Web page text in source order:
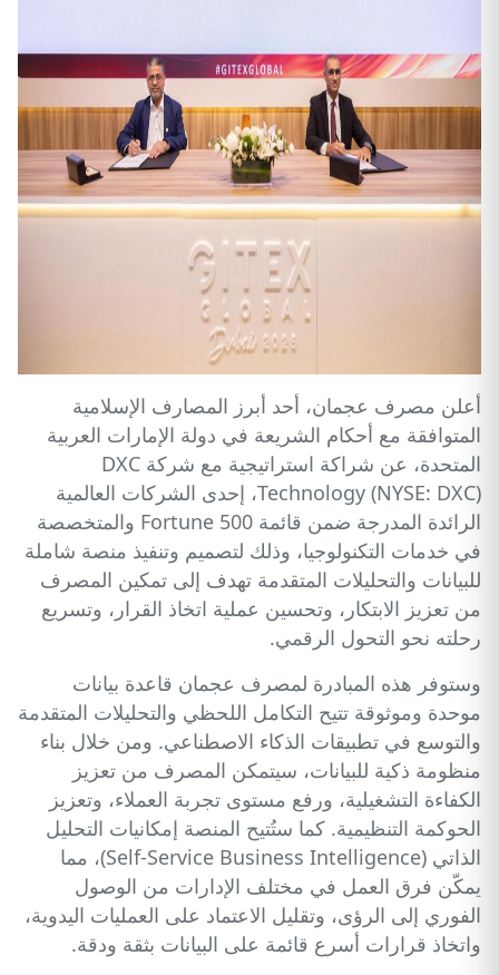
أعلن مصرف عجمان، أحد أبرز المصارف الإسلامية
المتوافقة مع أحكام الشريعة في دولة الإمارات العربية
المتحدة، عن شراكة استراتيجية مع شركة DXC
Technology (NYSE: DXC)، إحدى الشركات العالمية
الرائدة المدرجة ضمن قائمة Fortune 500 والمتخصصة
في خدمات التكنولوجيا، وذلك لتصميم وتنفيذ منصة شاملة
للبيانات والتحليلات المتقدمة تهدف إلى تمكين المصرف
من تعزيز الابتكار، وتحسين عملية اتخاذ القرار، وتسريع
رحلته نحو التحول الرقمي.
وستوفر هذه المبادرة لمصرف عجمان قاعدة بيانات
موحدة وموثوقة تتيح التكامل اللحظي والتحليلات المتقدمة
والتوسع في تطبيقات الذكاء الاصطناعي. ومن خلال بناء
منظومة ذكية للبيانات، سيتمكن المصرف من تعزيز
الكفاءة التشغيلية، ورفع مستوى تجربة العملاء، وتعزيز
الحوكمة التنظيمية. كما ستُتيح المنصة إمكانيات التحليل
الذاتي (Self-Service Business Intelligence)، مما
يمكّن فرق العمل في مختلف الإدارات من الوصول
الفوري إلى الرؤى، وتقليل الاعتماد على العمليات اليدوية،
واتخاذ قرارات أسرع قائمة على البيانات بثقة ودقة.